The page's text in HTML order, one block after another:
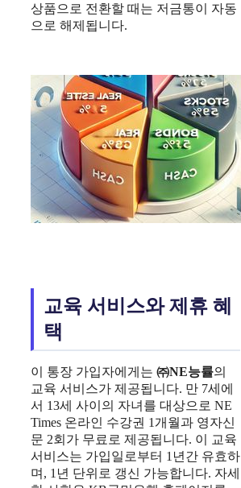
상품으로 전환할 때는 저금통이 자동
으로 해제됩니다.
교육 서비스와 제휴 혜
택
이 통장 가입자에게는 ㈜NE능률의
교육 서비스가 제공됩니다. 만 7세에
서 13세 사이의 자녀를 대상으로 NE
Times 온라인 수강권 1개월과 영자신
문 2회가 무료로 제공됩니다. 이 교육
서비스는 가입일로부터 1년간 유효하
며, 1년 단위로 갱신 가능합니다. 자세